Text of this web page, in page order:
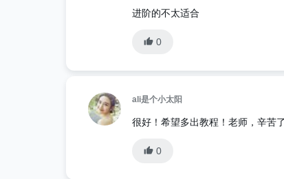
进阶的不太适合
0
ali是个小太阳
很好！希望多出教程！老师，辛苦了
0